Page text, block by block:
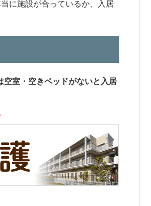
に施設が合っているか、入居
空室・空きベッドがないと入居